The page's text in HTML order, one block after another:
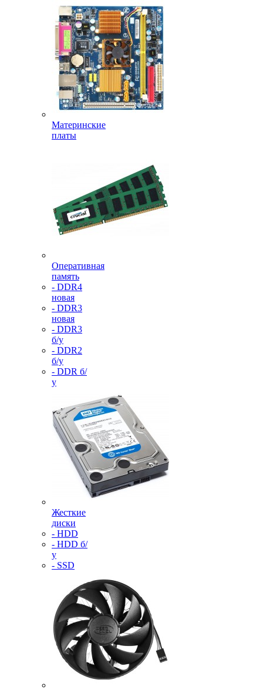
Материнские
платы
Оперативная
память
- DDR4
новая
- DDR3
новая
- DDR3
б/у
- DDR2
б/у
- DDR б/
у
Жесткие
диски
- HDD
- HDD б/
у
- SSD